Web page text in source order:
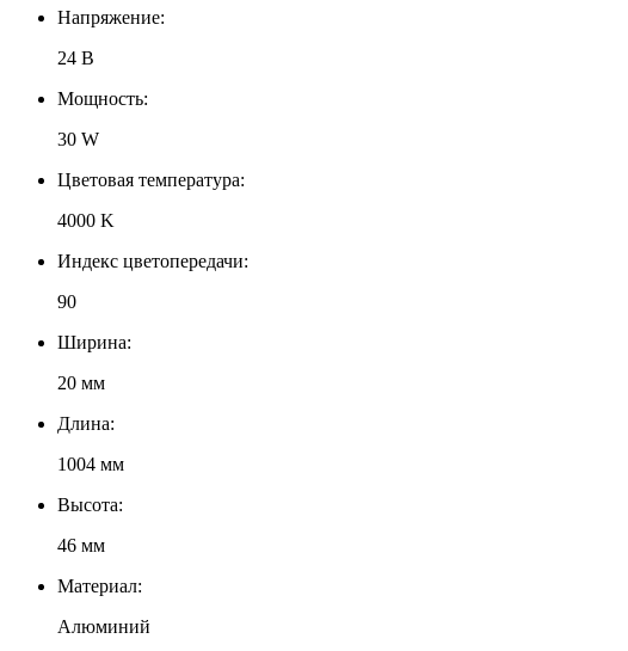
Напряжение:
24 В
Мощность:
30 W
Цветовая температура:
4000 K
Индекс цветопередачи:
90
Ширина:
20 мм
Длина:
1004 мм
Высота:
46 мм
Материал:
Алюминий